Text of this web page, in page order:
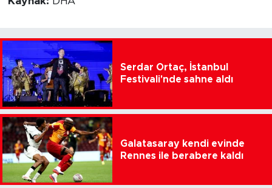
Serdar Ortaç, İstanbul
Festivali'nde sahne aldı
Galatasaray kendi evinde
Rennes ile berabere kaldı